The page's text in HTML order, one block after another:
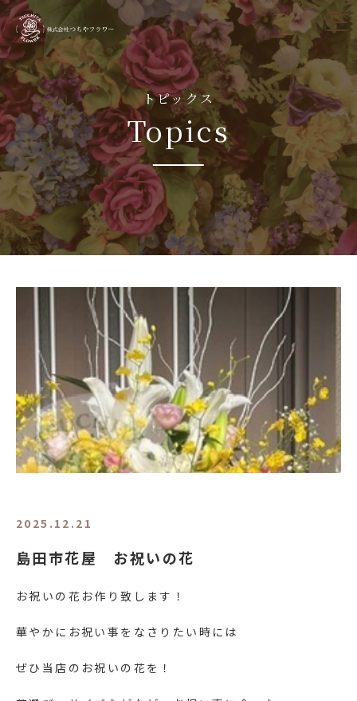
トピックス
Topics
2025.12.21
島田市花屋 お祝いの花
お祝いの花お作り致します！
華やかにお祝い事をなさりたい時には
ぜひ当店のお祝いの花を！